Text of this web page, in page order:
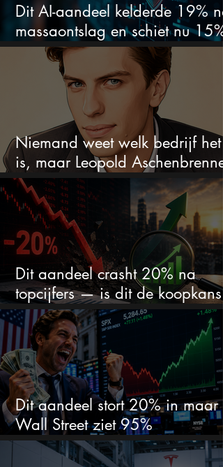
Dit AI-aandeel kelderde 19% na
massaontslag en schiet nu 15%
omhoog
Niemand weet welk bedrijf het
is, maar Leopold Aschenbrenner
zet er nu $500 miljoen op
Dit aandeel crasht 20% na
topcijfers — is dit de koopkans
waar beleggers op wachtten?
Dit aandeel stort 20% in maar
Wall Street ziet 95%
koerspotentieel